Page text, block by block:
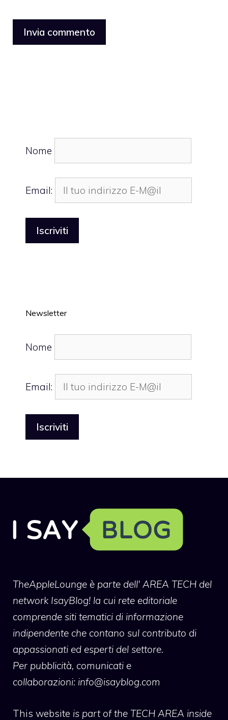
Nome
Email:
Newsletter
Nome
Email:
TheAppleLounge è parte dell' AREA TECH del
network IsayBlog! la cui rete editoriale
comprende siti tematici di informazione
indipendente che contano sul contributo di
appassionati ed esperti del settore.
Per pubblicità, comunicati e
collaborazioni: info@isayblog.com
This website is part of the TECH AREA inside